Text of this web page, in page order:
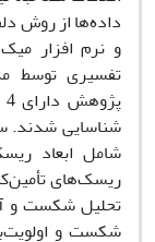
و نرم افزار
تفسیری توسط
شناسایی شدند.
شامل ابعاد
ریسک‌های
تحلیل شکست و
شکست و